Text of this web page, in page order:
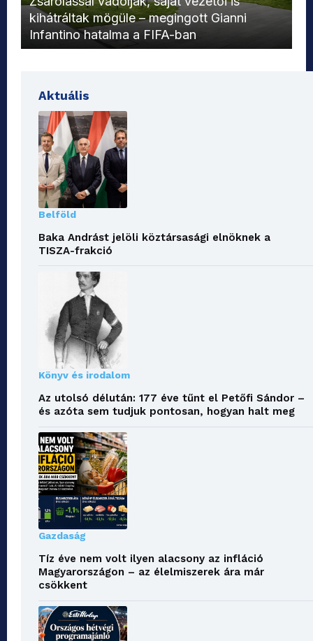
kihátráltak mögüle – megingott Gianni
Infantino hatalma a FIFA-ban
Aktuális
Belföld
Baka Andrást jelöli köztársasági elnöknek a
TISZA-frakció
Könyv és irodalom
Az utolsó délután: 177 éve tűnt el Petőfi Sándor –
és azóta sem tudjuk pontosan, hogyan halt meg
Gazdaság
Tíz éve nem volt ilyen alacsony az infláció
Magyarországon – az élelmiszerek ára már
csökkent